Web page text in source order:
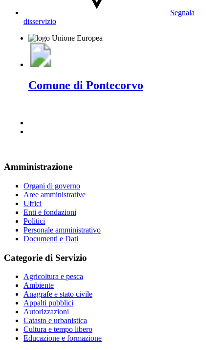
Segnala
disservizio
Comune di Pontecorvo
Amministrazione
Organi di governo
Aree amministrative
Uffici
Enti e fondazioni
Politici
Personale amministrativo
Documenti e Dati
Categorie di Servizio
Agricoltura e pesca
Ambiente
Anagrafe e stato civile
Appalti pubblici
Autorizzazioni
Catasto e urbanistica
Cultura e tempo libero
Educazione e formazione